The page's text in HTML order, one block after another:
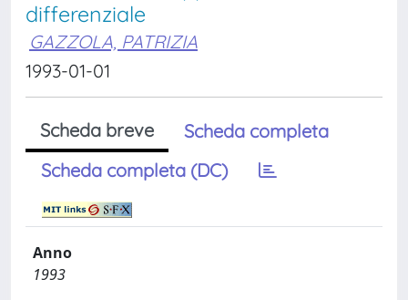
differenziale
GAZZOLA, PATRIZIA
1993-01-01
Scheda breve
Scheda completa
Scheda completa (DC)
Anno
1993